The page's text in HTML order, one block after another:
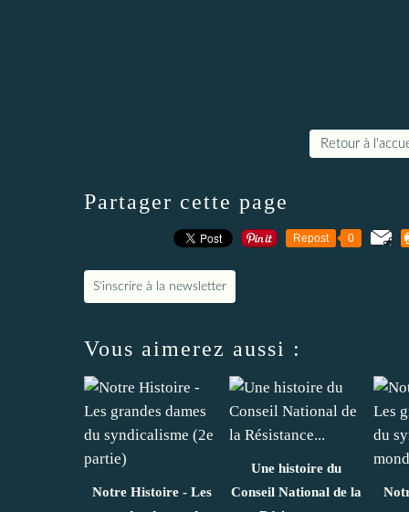
Retour à
Partager cette page
Repost 0
S'inscrire à la newsletter
Vous aimerez aussi :
Notre Histoire - Les
Une histoire du
Conseil National de la